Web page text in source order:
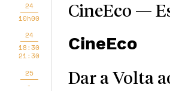
24
10h00
CineEco —
24
18:30
21:30
CineEco
25
-
Dar a Volta